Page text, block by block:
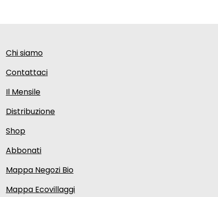
Chi siamo
Contattaci
Il Mensile
Distribuzione
Shop
Abbonati
Mappa Negozi Bio
Mappa Ecovillaggi